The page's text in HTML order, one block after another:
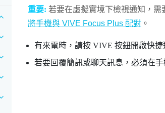
重要: 若要在虛擬實境下檢視通知，需
將手機與 VIVE Focus Plus 配對。
有來電時，請按 VIVE 按鈕開啟快捷
若要回覆簡訊或聊天訊息，必須在手